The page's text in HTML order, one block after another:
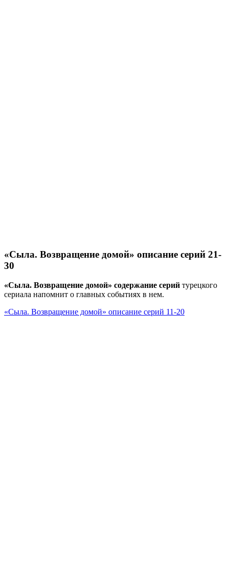
«Сыла. Возвращение домой» описание серий 21-
30
«Сыла. Возвращение домой» содержание серий турецкого
сериала напомнит о главных событиях в нем.
«Сыла. Возвращение домой» описание серий 11-20